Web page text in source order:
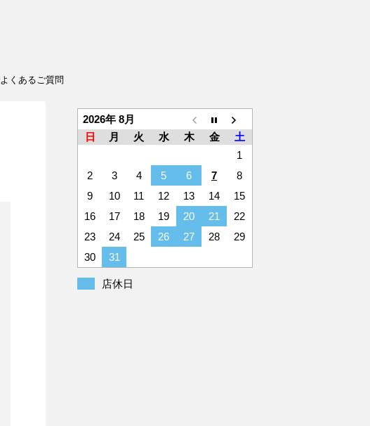
よくあるご質問
2026年 8月
日
月 火 水 木 金
土
1
2
3 4 5 6 7
8
9
10 11 12 13 14
15
16
17 18 19 20 21
22
23
24 25 26 27 28
29
30
31
店休日